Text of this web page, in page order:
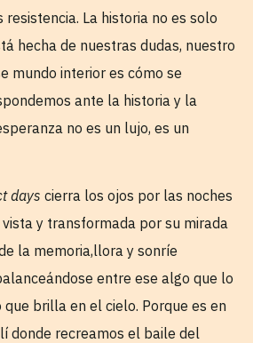
La historia no es solo
hecha de nuestras dudas, nuestro
mundo interior es cómo se
ante la historia y la
no es un lujo, es un
days cierra los ojos por las noches
y transformada por su mirada
la memoria,llora y sonríe
entre ese algo que lo
brilla en el cielo. Porque es en
donde recreamos el baile del